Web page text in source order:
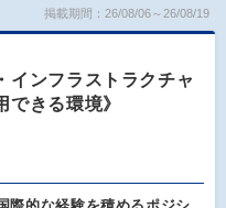
掲載期間：26/08/06～26/08/19
インフラストラクチャ
きる環境》